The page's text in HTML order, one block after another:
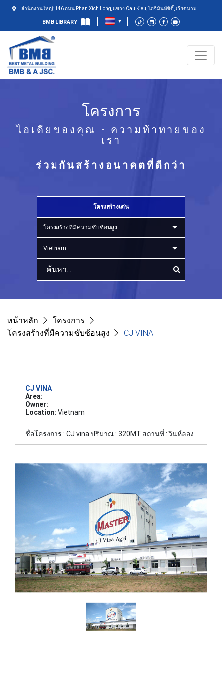
สำนักงานใหญ่: 146 ถนน Phan Xich Long, แขวง Cau Kieu, โฮจิมินห์ซิตี้, เวียดนาม
BMB LIBRARY
โครงการ
ไอเดียของคุณ - ความท้าทายของ
เรา
ร่วมกันสร้างอนาคตที่ดีกว่า
โครงสร้างเด่น
โครงสร้างที่มีความซับซ้อนสูง
Vietnam
หน้าหลัก
โครงการ
โครงสร้างที่มีความซับซ้อนสูง
CJ VINA
CJ VINA
Area:
Owner:
Location: Vietnam
ชื่อโครงการ : CJ vina ปริมาณ : 320MT สถานที่ : วินห์ลอง